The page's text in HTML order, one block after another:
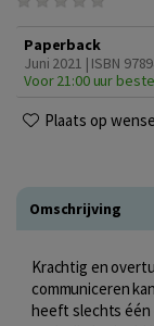
Paperback
Juni 2021 | ISBN
Voor 21:00 uur
Plaats op
Omschrijving
Krachtig en
communiceren
heeft slechts één